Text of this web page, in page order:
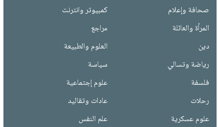
صحافة وإعلام
كمبيوتر وانترنت
المرأة والعائلة
مراجع
دين
العلوم والطبيعة
رياضة وتسالي
سياسة
فلسفة
علوم إجتماعية
رحلات
عادات وتقاليد
علوم عسكرية
علم النفس